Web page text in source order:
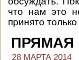
что нам это
принято
ПРЯМАЯ
28 МАРТА 2014